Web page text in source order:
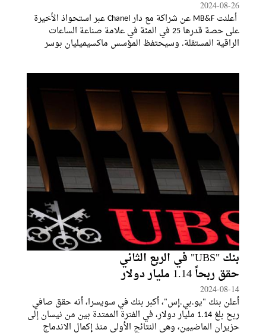
2024-08-26
أعلنت MB&F عن شراكة مع دار Chanel عبر استحواذ الأخيرة
على حصة قدرها 25 في المئة في علامة صناعة الساعات
الراقية المستقلة. وسيحتفظ المؤسس ماكسيميليان بوسر
بنك "UBS" في الربع الثاني
حقق ربحاً 1.14 مليار دولار
2024-08-14
أعلن بنك "يو.بي.إس"، أكبر بنك في سويسرا، أنه حقق صافي
ربح بلغ 1.14 مليار دولار، في الفترة الممتدة بين من نيسان إلى
حزيران الماضيين، وهي النتائج الأولى منذ إكمال الاندماج